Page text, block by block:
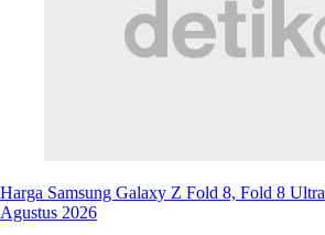
Harga Samsung Galaxy Z Fold 8, Fold 8
Agustus 2026